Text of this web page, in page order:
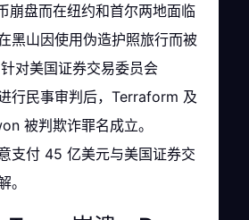
崩盘而在纽约和首尔两地面临
黑山因使用伪造护照旅行而被
对美国证券交易委员会
进行民事审判后，Terraform 及
被判欺诈罪名成立。
支付 45 亿美元与美国证券交
。